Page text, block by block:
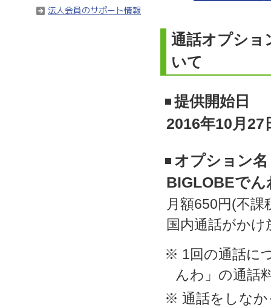
通話オプショ
いて
提供開始日
2016年10月27
オプション名
BIGLOBEでん
月額650円(不
国内通話がか
※ 1回の通話に
んわ」の通話
※ 通話をしなか
法人会員のサポート情報